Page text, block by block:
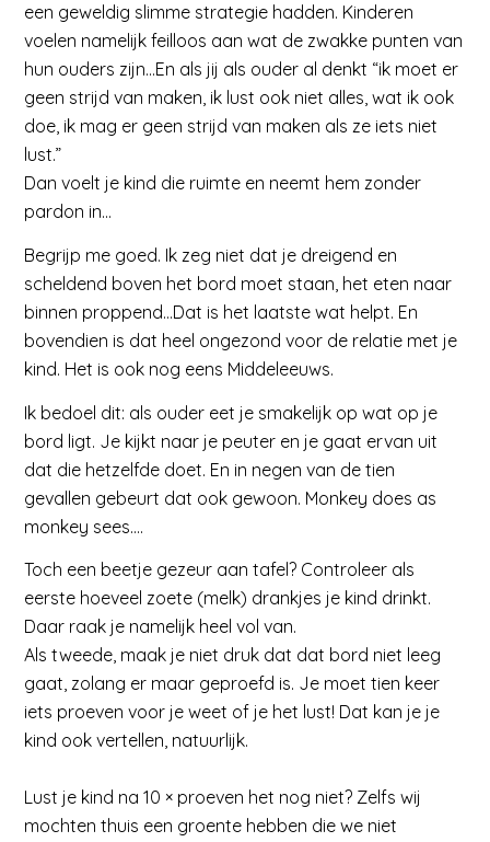
een geweldig slimme strategie hadden. Kinderen
voelen namelijk feilloos aan wat de zwakke punten van
hun ouders zijn…En als jij als ouder al denkt “ik moet er
geen strijd van maken, ik lust ook niet alles, wat ik ook
doe, ik mag er geen strijd van maken als ze iets niet
lust.”
Dan voelt je kind die ruimte en neemt hem zonder
pardon in…
Begrijp me goed. Ik zeg niet dat je dreigend en
scheldend boven het bord moet staan, het eten naar
binnen proppend…Dat is het laatste wat helpt. En
bovendien is dat heel ongezond voor de relatie met je
kind. Het is ook nog eens Middeleeuws.
Ik bedoel dit: als ouder eet je smakelijk op wat op je
bord ligt. Je kijkt naar je peuter en je gaat ervan uit
dat die hetzelfde doet. En in negen van de tien
gevallen gebeurt dat ook gewoon. Monkey does as
monkey sees….
Toch een beetje gezeur aan tafel? Controleer als
eerste hoeveel zoete (melk) drankjes je kind drinkt.
Daar raak je namelijk heel vol van.
Als tweede, maak je niet druk dat dat bord niet leeg
gaat, zolang er maar geproefd is. Je moet tien keer
iets proeven voor je weet of je het lust! Dat kan je je
kind ook vertellen, natuurlijk.
Lust je kind na 10 × proeven het nog niet? Zelfs wij
mochten thuis een groente hebben die we niet